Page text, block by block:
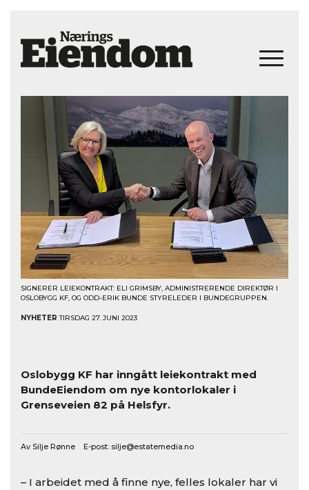
SIGNERER LEIEKONTRAKT: ELI GRIMSBY, ADMINISTRERENDE DIREKTØR I
OSLOBYGG KF, OG ODD-ERIK BUNDE STYRELEDER I BUNDEGRUPPEN.
NYHETER TIRSDAG 27. JUNI 2023
Oslobygg KF har inngått leiekontrakt med
BundeEiendom om nye kontorlokaler i
Grenseveien 82 på Helsfyr.
Av Silje Rønne E-post: silje@estatemedia.no
– I arbeidet med å finne nye, felles lokaler har vi